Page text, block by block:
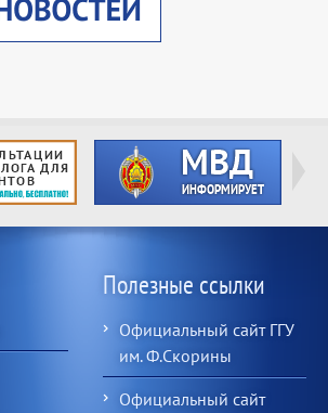
Полезные ссылки
Официальный сайт ГГУ
им. Ф.Скорины
Официальный сайт